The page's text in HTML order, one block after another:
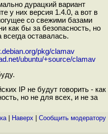
дурацкий вариант
у них версия 1.4.0, а вот в
со свежими базами
как бы за безопасность, но
оставалась.
pkg/clamav
ubuntu/+source/clamav
IP не будут говорить - как
но не для всех, и не за
| Наверх Cообщить модератору